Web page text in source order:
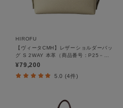
HIROFU
【ヴィータCMH】レザーショルダーバッ
グ S 2WAY 本革（商品番号：P25－
35530）
¥79,200
5.0 (4件)